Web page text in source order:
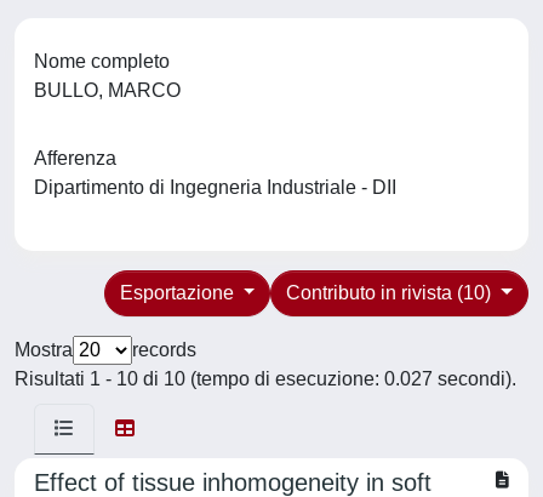
Nome completo
BULLO, MARCO
Afferenza
Dipartimento di Ingegneria Industriale - DII
Contributo in rivista (10)
Esportazione
Mostra
records
Risultati 1 - 10 di 10 (tempo di esecuzione: 0.027 secondi).
Effect of tissue inhomogeneity in soft